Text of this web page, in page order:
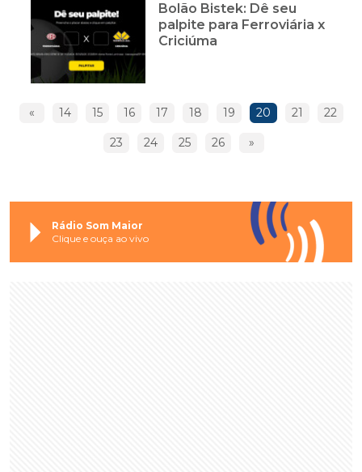
Bolão Bistek: Dê seu
palpite para Ferroviária x
Criciúma
« 14 15 16 17 18 19 20 21 22
23 24 25 26 »
Rádio Som Maior
Clique e ouça ao vivo